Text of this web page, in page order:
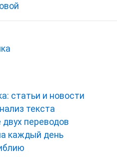
статьи и новости
текста
переводов
каждый день